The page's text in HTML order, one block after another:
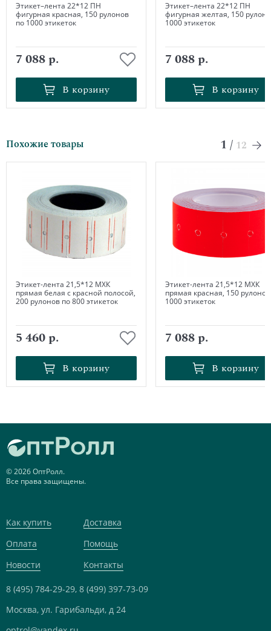
Этикет–лента 22*12 ПН
фигурная красная, 150 рулонов
по 1000 этикеток
7 088 р.
В корзину
В корзину
Этикет–лента 22*12 ПН
фигурная желтая, 150
1000 этикеток
7 088 р.
В корзину
В корзину
Похожие товары 1 / 12
Этикет-лента 21,5*12 МХК
прямая белая с красной полосой,
200 рулонов по 800 этикеток
5 460 р.
В корзину
В корзину
Этикет-лента 21,5*12 МХК
прямая красная, 150
1000 этикеток
7 088 р.
В корзину
В корзину
© 2026 ОптРолл.
Все права защищены.
Как купить
Доставка
Оплата
Помощь
Новости
Контакты
8 (495) 784-29-29, 8 (499) 397-73-09
Москва, ул. Гарибальди, д 24